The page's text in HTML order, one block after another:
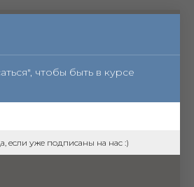
чтобы быть в курсе
если уже подписаны на нас :)